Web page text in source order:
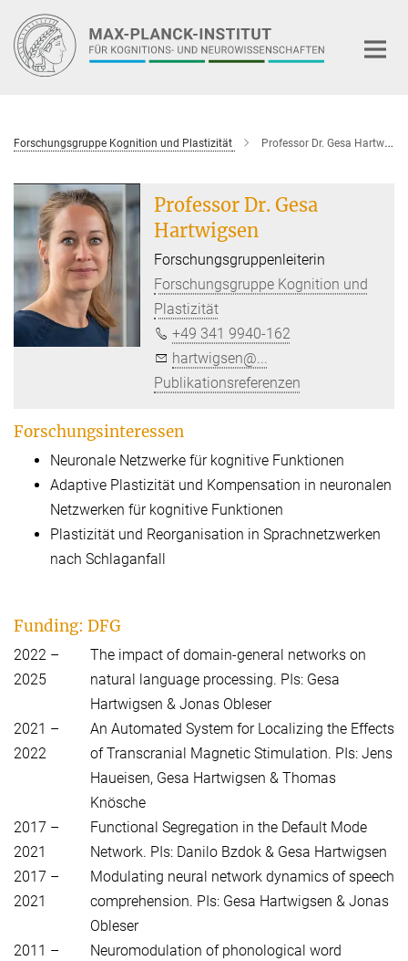
Hauptinhalt
Forschungsgruppe Kognition und Plastizität Professor Dr. Gesa Hartwigsen
Professor Dr. Gesa
Hartwigsen
Forschungsgruppenleiterin
Forschungsgruppe Kognition und
Plastizität
+49 341 9940-162
hartwigsen@...
Publikationsreferenzen
Forschungsinteressen
Neuronale Netzwerke für kognitive Funktionen
Adaptive Plastizität und Kompensation in neuronalen
Netzwerken für kognitive Funktionen
Plastizität und Reorganisation in Sprachnetzwerken
nach Schlaganfall
Funding: DFG
2022 –
2025
The impact of domain-general networks on
natural language processing. PIs: Gesa
Hartwigsen & Jonas Obleser
2021 –
2022
An Automated System for Localizing the Effects
of Transcranial Magnetic Stimulation. PIs: Jens
Haueisen, Gesa Hartwigsen & Thomas
Knösche
2017 –
2021
Functional Segregation in the Default Mode
Network. PIs: Danilo Bzdok & Gesa Hartwigsen
2017 –
2021
Modulating neural network dynamics of speech
comprehension. PIs: Gesa Hartwigsen & Jonas
Obleser
2011 –
Neuromodulation of phonological word